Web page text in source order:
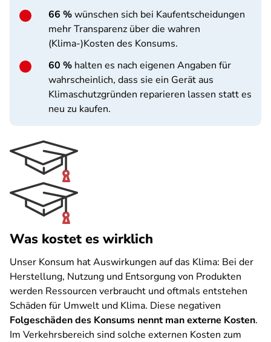
66 %wünschen sich bei Kaufentscheidungen
mehr Transparenz über die wahren
(Klima-)Kosten des Konsums.
60 % halten es nach eigenen Angaben für
wahrscheinlich, dass sie ein Gerät aus
Klimaschutzgründen reparieren lassen statt es
neu zu kaufen.
Was kostet es wirklich
Unser Konsum hat Auswirkungen auf das Klima: Bei der
Herstellung, Nutzung und Entsorgung von Produkten
werden Ressourcen verbraucht und oftmals entstehen
Schäden für Umwelt und Klima. Diese negativen
Folgeschäden des Konsums nennt man externe Kosten.
Im Verkehrsbereich sind solche externen Kosten zum